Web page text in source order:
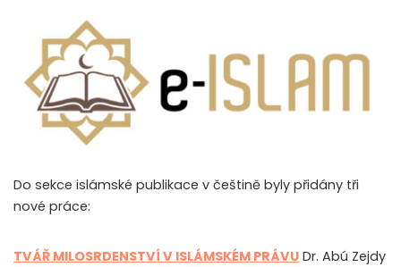
Do sekce islámské publikace v češtině byly přidány tři
nové práce:
TVÁŘ MILOSRDENSTVÍ V ISLÁMSKÉM PRÁVU Dr. Abú Zejdy